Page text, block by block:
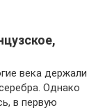
века держали
Однако
в первую